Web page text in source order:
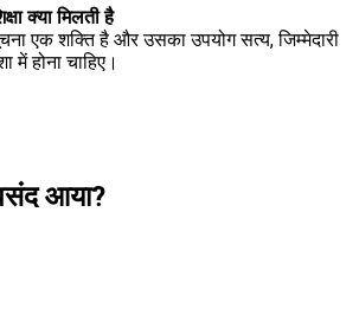
क्या मिलती है
एक शक्ति है और उसका उपयोग सत्य, जिम्मेदारी
होना चाहिए।
आया?